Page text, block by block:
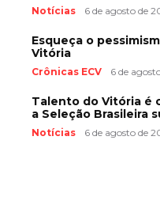
Notícias 6 de agosto de
Esqueça o
Vitória
Crônicas ECV 6 de
Talento do Vitória é
a Seleção Brasileira
Notícias 6 de agosto de